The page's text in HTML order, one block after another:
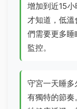
增加到近15
才知道，低
們需要更多
監控。
守宮一天睡
有獨特的節